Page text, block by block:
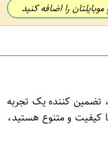
را اضافه کنید
تازه و مفید. این بسته حاوی 20 عدد قهوه فوری با طعم بی نظیر و 4 عدد قهوه فوری نسکافه، تضمین کننده یک تجربه
کیفیت و متنوع هستید،